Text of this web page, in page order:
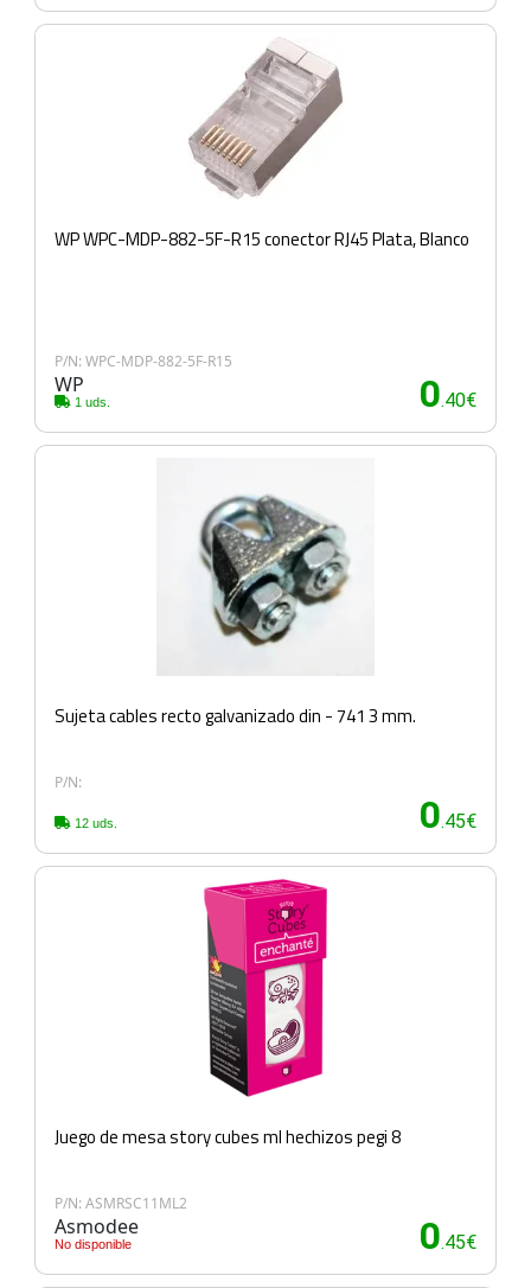
WP WPC-MDP-882-5F-R15 conector RJ45 Plata, Blanco
P/N: WPC-MDP-882-5F-R15
WP
1 uds. 0.40€
Sujeta cables recto galvanizado din - 741 3 mm.
P/N:
12 uds. 0.45€
Juego de mesa story cubes ml hechizos pegi 8
P/N: ASMRSC11ML2
Asmodee
No disponible 0.45€